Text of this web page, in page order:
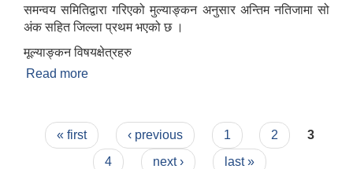
समन्वय समितिद्वारा गरिएको मुल्याङ्कन अनुसार अन्तिम नतिजामा सो
अंक सहित जिल्ला प्रथम भएको छ ।
मूल्याङ्कन विषयक्षेत्रहरु
Read more
Pages
« first ‹ previous 1 2
3
4
next › last »